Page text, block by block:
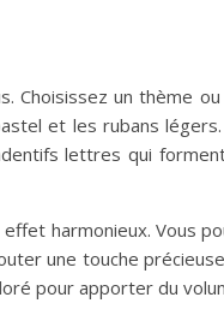
Choisissez un thème
et les rubans
lettres qui
harmonieux. Vous
une touche
pour apporter du